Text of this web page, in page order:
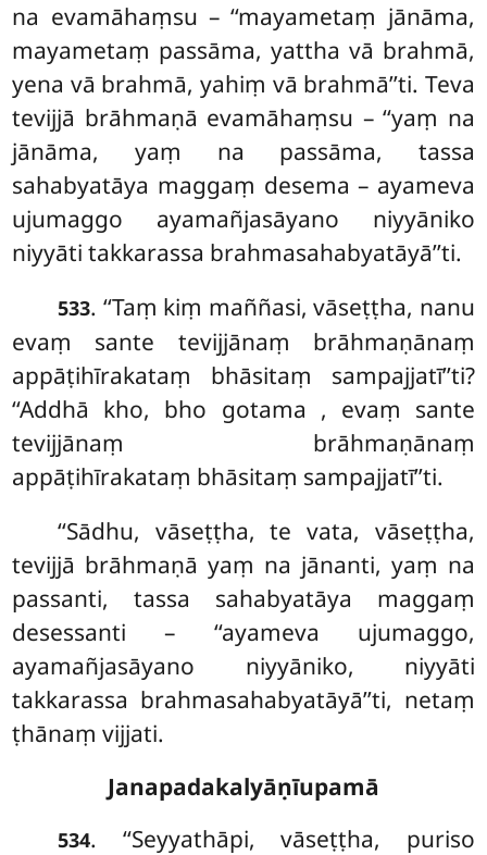
na evamāhaṃsu – ‘‘mayametaṃ jānāma,
mayametaṃ passāma, yattha vā brahmā,
yena vā brahmā, yahiṃ vā brahmā’’ti. Teva
tevijjā brāhmaṇā evamāhaṃsu – ‘‘yaṃ na
jānāma, yaṃ na passāma, tassa
sahabyatāya maggaṃ desema – ayameva
ujumaggo ayamañjasāyano niyyāniko
niyyāti takkarassa brahmasahabyatāyā’’ti.
533. ‘‘Taṃ kiṃ maññasi, vāseṭṭha, nanu
evaṃ sante tevijjānaṃ brāhmaṇānaṃ
appāṭihīrakataṃ bhāsitaṃ sampajjatī’’ti?
‘‘Addhā kho, bho gotama , evaṃ sante
tevijjānaṃ brāhmaṇānaṃ
appāṭihīrakataṃ bhāsitaṃ sampajjatī’’ti.
‘‘Sādhu, vāseṭṭha, te vata, vāseṭṭha,
tevijjā brāhmaṇā yaṃ na jānanti, yaṃ na
passanti, tassa sahabyatāya maggaṃ
desessanti – ‘‘ayameva ujumaggo,
ayamañjasāyano niyyāniko, niyyāti
takkarassa brahmasahabyatāyā’’ti, netaṃ
ṭhānaṃ vijjati.
Janapadakalyāṇīupamā
534. ‘‘Seyyathāpi, vāseṭṭha, puriso